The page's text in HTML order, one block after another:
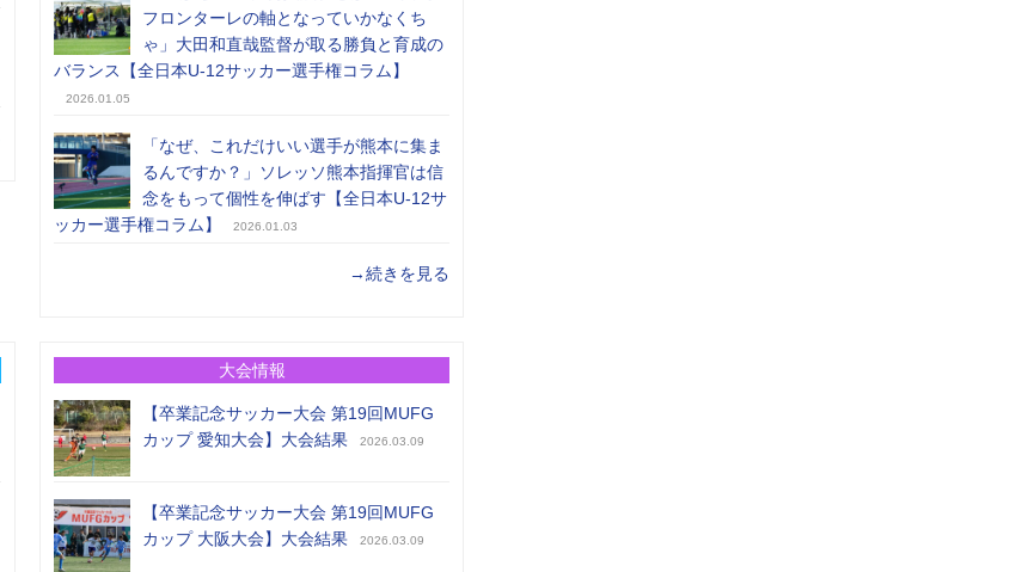
フロンターレの軸となっていかなくち
ゃ」大田和直哉監督が取る勝負と育成の
バランス【全日本U-12サッカー選手権コラム】
2026.01.05
「なぜ、これだけいい選手が熊本に集ま
るんですか？」ソレッソ熊本指揮官は信
念をもって個性を伸ばす【全日本U-12サ
ッカー選手権コラム】
2026.01.03
→続きを見る
大会情報
【卒業記念サッカー大会 第19回MUFG
カップ 愛知大会】大会結果
2026.03.09
【卒業記念サッカー大会 第19回MUFG
カップ 大阪大会】大会結果
2026.03.09